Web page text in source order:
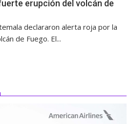
erupción del volcán de
declararon alerta roja por la
de Fuego. El...